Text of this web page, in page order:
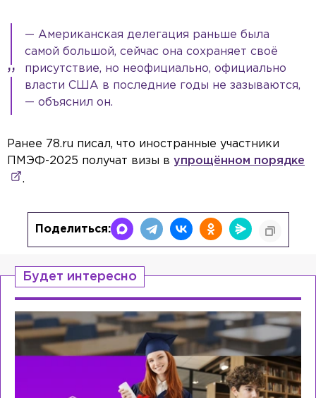
— Американская делегация раньше была
самой большой, сейчас она сохраняет своё
присутствие, но неофициально, официально
власти США в последние годы не зазываются,
— объяснил он.
Ранее 78.ru писал, что иностранные участники
ПМЭФ-2025 получат визы в упрощённом порядке
.
Поделиться:
Будет интересно